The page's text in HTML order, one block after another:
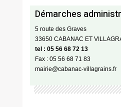
Démarches
5 route des Graves
33650 CABANAC ET
tel : 05 56 68 72 13
Fax : 05 56 68 71 83
mairie@cabanac-villagrains.fr